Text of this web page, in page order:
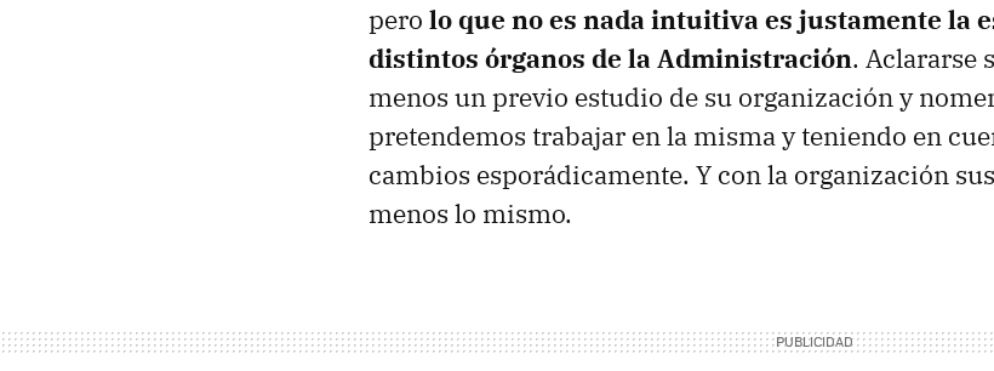
pero lo que no es nada intuitiva es justamente la
distintos órganos de la Administración. Aclararse
menos un previo estudio de su organización y
pretendemos trabajar en la misma y teniendo en
cambios esporádicamente. Y con la organización
menos lo mismo.